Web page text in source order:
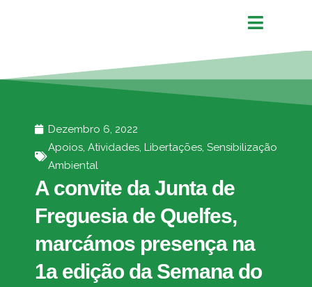
Dezembro 6, 2022
Apoios, Atividades, Libertações, Sensibilização
Ambiental
A convite da Junta de
Freguesia de Quelfes,
marcámos presença na
1a edição da Semana do